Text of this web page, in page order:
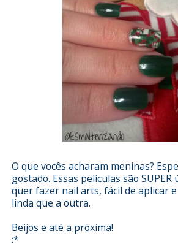
O que vocês acharam meninas?
gostado. Essas películas são
quer fazer nail arts, fácil de aplicar
linda que a outra.
Beijos e até a próxima!
:*